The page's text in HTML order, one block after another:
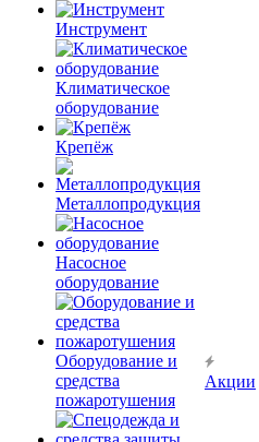
Инструмент
Климатическое
оборудование
Крепёж
Металлопродукция
Насосное
оборудование
Оборудование и
средства
пожаротушения
Акции